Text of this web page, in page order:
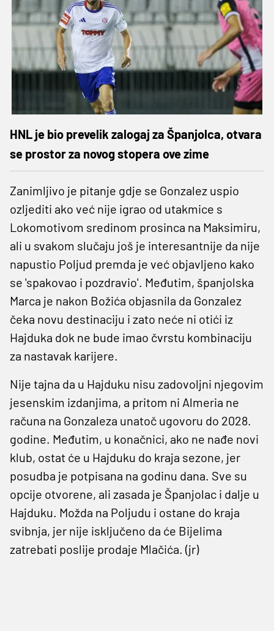
HNL je bio prevelik zalogaj za Španjolca, otvara
se prostor za novog stopera ove zime
Zanimljivo je pitanje gdje se Gonzalez uspio
ozljediti ako već nije igrao od utakmice s
Lokomotivom sredinom prosinca na Maksimiru,
ali u svakom slučaju još je interesantnije da nije
napustio Poljud premda je već objavljeno kako
se 'spakovao i pozdravio'. Međutim, španjolska
Marca je nakon Božića objasnila da Gonzalez
čeka novu destinaciju i zato neće ni otići iz
Hajduka dok ne bude imao čvrstu kombinaciju
za nastavak karijere.
Nije tajna da u Hajduku nisu zadovoljni njegovim
jesenskim izdanjima, a pritom ni Almeria ne
računa na Gonzaleza unatoč ugovoru do 2028.
godine. Međutim, u konačnici, ako ne nađe novi
klub, ostat će u Hajduku do kraja sezone, jer
posudba je potpisana na godinu dana. Sve su
opcije otvorene, ali zasada je Španjolac i dalje u
Hajduku. Možda na Poljudu i ostane do kraja
svibnja, jer nije isključeno da će Bijelima
zatrebati poslije prodaje Mlačića. (jr)